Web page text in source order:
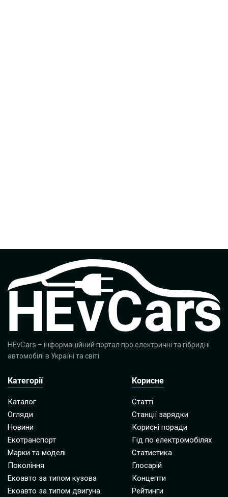
HEvCars – інформаційний портал про електричні та гібридні
автомобілі в Україні та світі
Категорії
Каталог
Огляди
Новини
Екотранспорт
Марки та моделі
Покоління
Екоавто за типом кузова
Екоавто за типом двигуна
Корисне
Статті
Станції зарядки
Корисні поради
Гід по електромобілях
Статистика
Глосарій
Концепти
Рейтинги